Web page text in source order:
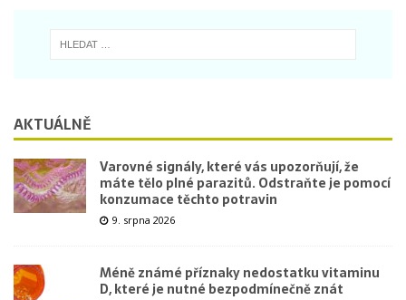
AKTUÁLNĚ
Varovné signály, které vás upozorňují, že
máte tělo plné parazitů. Odstraňte je pomocí
konzumace těchto potravin
9. srpna 2026
Méně známé příznaky nedostatku vitaminu
D, které je nutné bezpodmínečně znát